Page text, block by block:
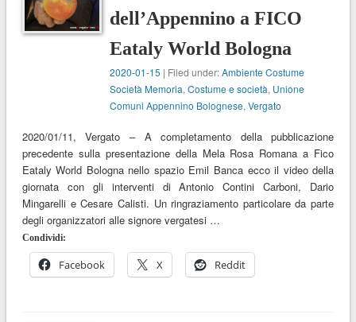
dell’Appennino a FICO
Eataly World Bologna
2020-01-15 | Filed under:Ambiente Costume
Società Memoria,Costume e società, Unione
Comuni Appennino Bolognese,Vergato
2020/01/11, Vergato – A completamento della pubblicazione
precedente sulla presentazione della Mela Rosa Romana a Fico
Eataly World Bologna nello spazio Emil Banca ecco il video della
giornata con gli interventi di Antonio Contini Carboni, Dario
Mingarelli e Cesare Calisti. Un ringraziamento particolare da parte
degli organizzatori alle signore vergatesi …
Condividi:
Facebook X Reddit